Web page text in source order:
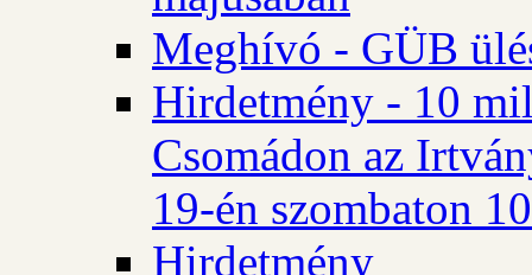
Meghívó - GÜB
Hirdetmény - 10
Csomádon az
19-én szombaton
Hirdetmény